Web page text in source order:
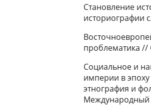
Становление
историографии
проблематика //
Социальное и
империи в
этнография и
Международный